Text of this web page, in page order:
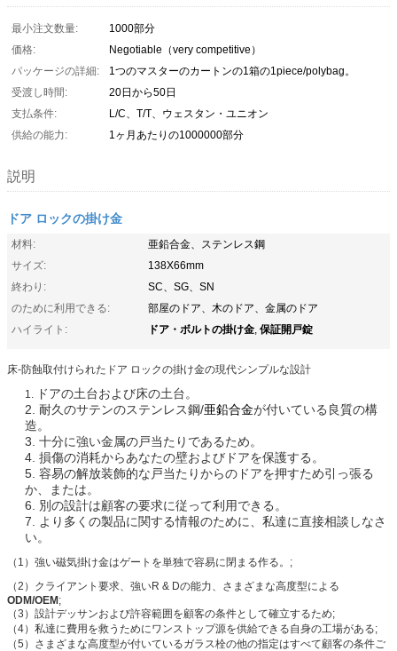
最小注文数量:
1000部分
価格:
Negotiable（very competitive）
パッケージの詳細:
1つのマスターのカートンの1箱の1piece/polybag。
受渡し時間:
20日から50日
支払条件:
L/C、T/T、ウェスタン・ユニオン
供給の能力:
1ヶ月あたりの1000000部分
説明
ドア ロックの掛け金
材料:
亜鉛合金、ステンレス鋼
サイズ:
138X66mm
終わり:
SC、SG、SN
のために利用できる:
部屋のドア、木のドア、金属のドア
ハイライト:
ドア・ボルトの掛け金, 保証開戸錠
床-防蝕取付けられたドア ロックの掛け金の現代シンプルな設計
1. ドアの土台および床の土台。
2. 耐久のサテンのステンレス鋼/亜鉛合金が付いている良質の構
造。
3. 十分に強い金属の戸当たりであるため。
4. 損傷の消耗からあなたの壁およびドアを保護する。
5. 容易の解放装飾的な戸当たりからのドアを押すため引っ張る
か、または。
6. 別の設計は顧客の要求に従って利用できる。
7. より多くの製品に関する情報のために、私達に直接相談しなさ
い。
（1）強い磁気掛け金はゲートを単独で容易に閉まる作る。;
（2）クライアント要求、強いR & Dの能力、さまざまな高度型による
ODM/OEM;
（3）設計デッサンおよび許容範囲を顧客の条件として確立するため;
（4）私達に費用を救うためにワンストップ源を供給できる自身の工場がある;
（5）さまざまな高度型が付いているガラス栓の他の指定はすべて顧客の条件ご